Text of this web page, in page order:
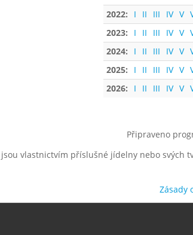
2022:
I II III IV V
2023:
I II III IV V
2024:
I II III IV V
2025:
I II III IV V
2026:
I II III IV V
Připraveno
vlastnictvím příslušné jídelny nebo svých
Zásady